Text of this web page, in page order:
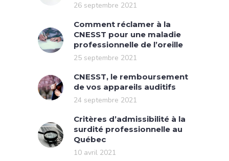
26 septembre 2021
Comment réclamer à la
CNESST pour une maladie
professionnelle de l’oreille
25 septembre 2021
CNESST, le remboursement
de vos appareils auditifs
24 septembre 2021
Critères d’admissibilité à la
surdité professionnelle au
Québec
10 avril 2021